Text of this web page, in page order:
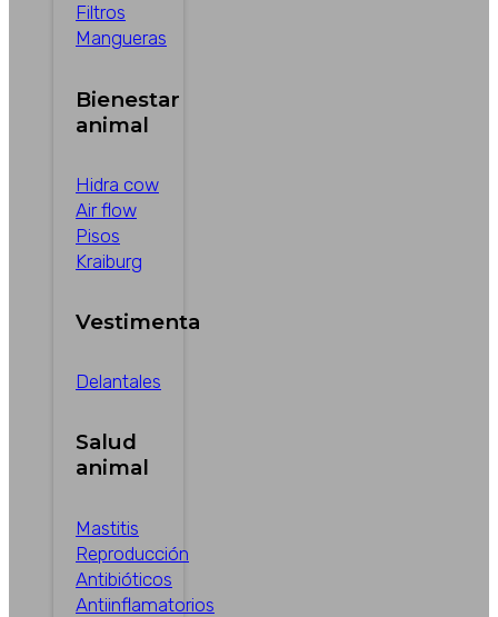
Filtros
Mangueras
Bienestar
animal
Hidra cow
Air flow
Pisos
Kraiburg
Vestimenta
Delantales
Salud
animal
Mastitis
Reproducción
Antibióticos
Antiinflamatorios